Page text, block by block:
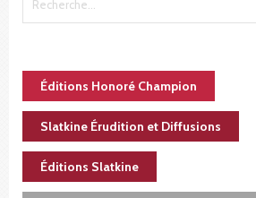
Éditions Honoré Champion
Slatkine Érudition et Diffusions
Éditions Slatkine